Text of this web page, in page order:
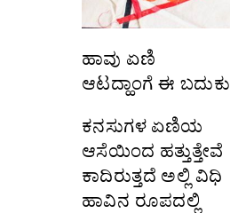
ಹಾವು ಏಣಿ
ಆಟದ್ಹಾಂಗೆ ಈ ಬದುಕು
ಕನಸುಗಳ ಏಣಿಯ
ಆಸೆಯಿಂದ ಹತ್ತುತ್ತೇವೆ
ಕಾದಿರುತ್ತದೆ ಅಲ್ಲಿ ವಿಧಿ
ಹಾವಿನ ರೂಪದಲ್ಲಿ